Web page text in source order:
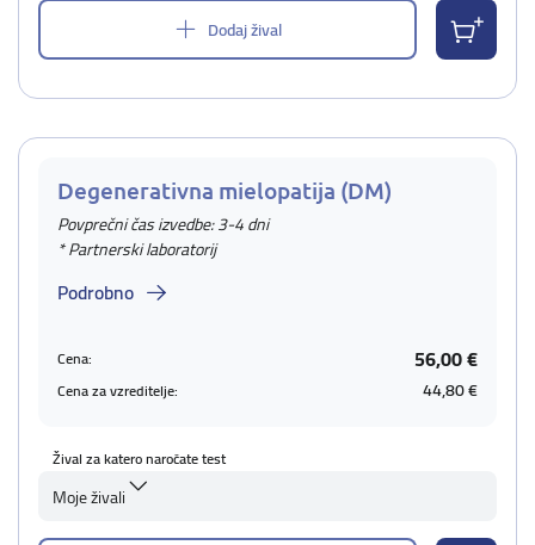
Dodaj žival
Degenerativna mielopatija (DM)
Povprečni čas izvedbe: 3-4 dni
* Partnerski laboratorij
Podrobno
Cena: 56,00 €
Cena za vzreditelje: 44,80 €
Žival za katero naročate test
Moje živali